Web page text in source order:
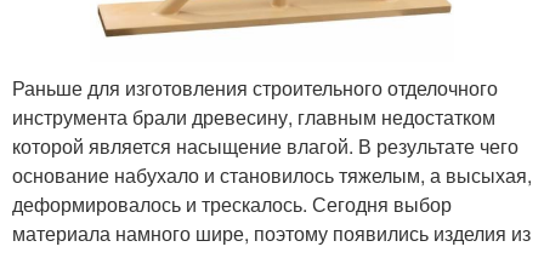
Раньше для изготовления строительного отделочного
инструмента брали древесину, главным недостатком
которой является насыщение влагой. В результате чего
основание набухало и становилось тяжелым, а высыхая,
деформировалось и трескалось. Сегодня выбор
материала намного шире, поэтому появились изделия из